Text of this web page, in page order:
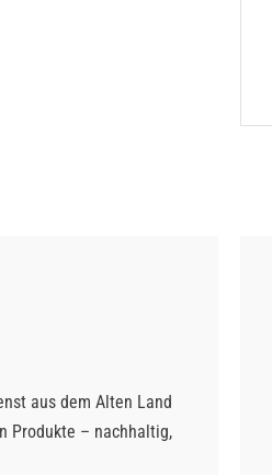
aus dem Alten Land
Produkte – nachhaltig,